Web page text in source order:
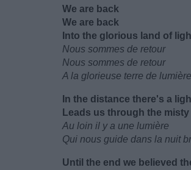
We are back
We are back
Into the glorious land of
Nous sommes de retour
Nous sommes de retour
A la glorieuse terre de lumière
In the distance there's a
Leads us through the
Au loin il y a une lumière
Qui nous guide dans la nuit
Until the end we believed